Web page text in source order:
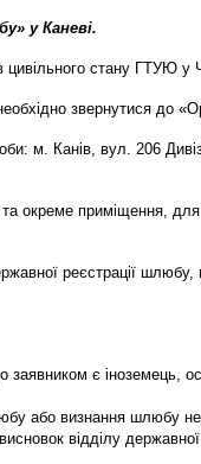
у Каневі.
цивільного стану ГТУЮ у
звернутися до
м. Канів, вул. 206
окреме приміщення,
реєстрації
заявником є іноземець,
або визнання шлюбу
відділу державної